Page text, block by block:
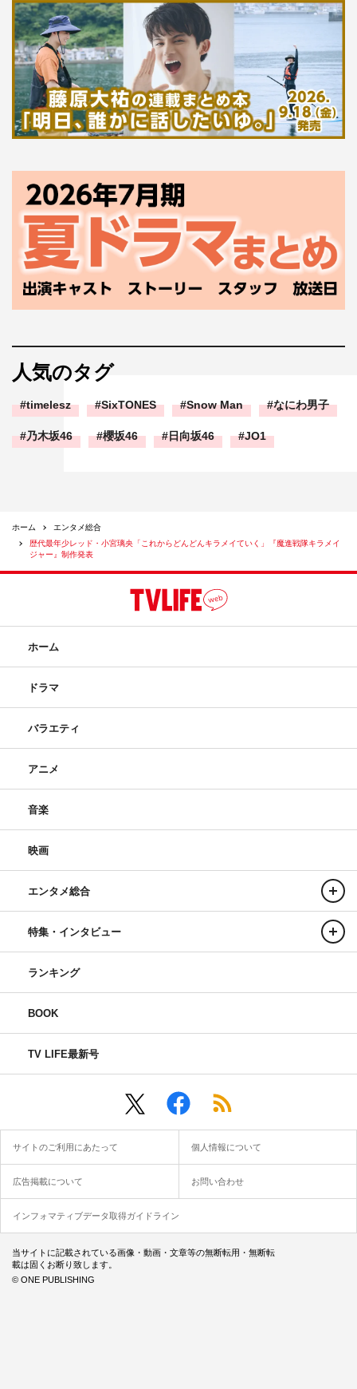
人気のタグ
timelesz SixTONES Snow Man なにわ男子
乃木坂46 櫻坂46 日向坂46 JO1
ホーム
エンタメ総合
歴代最年少レッド・小宮璃央「これからどんどんキラメイていく」『魔進戦隊キラメイ
ジャー』制作発表
ホーム
ドラマ
バラエティ
アニメ
音楽
映画
エンタメ総合
特集・インタビュー
ランキング
BOOK
TV LIFE最新号
サイトのご利用にあたって 個人情報について
広告掲載について お問い合わせ
インフォマティブデータ取得ガイドライン
当サイトに記載されている画像・動画・文章等の無断転用・無断転
載は固くお断り致します。
© ONE PUBLISHING